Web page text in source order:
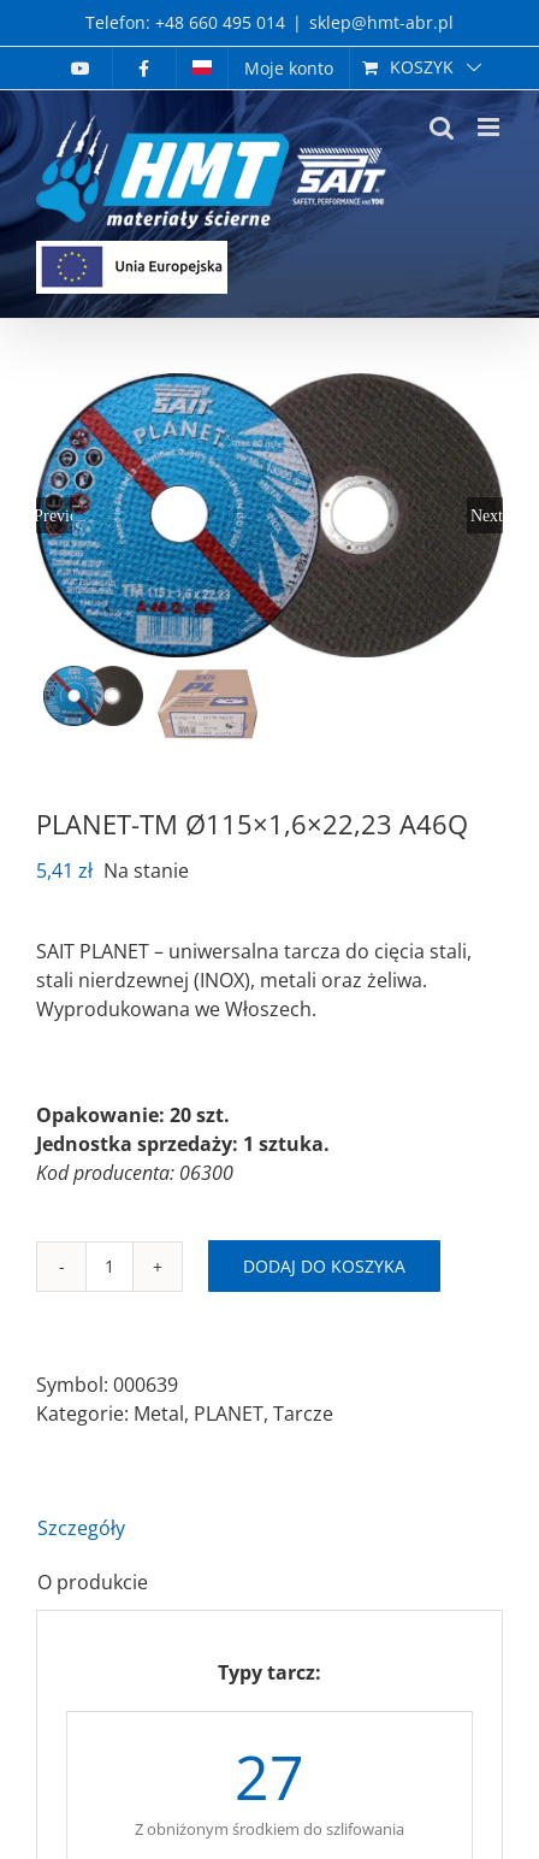
to
Telefon: +48 660 495 014 | sklep@hmt-abr.pl
Moje konto
KOSZYK
Previous Next
PLANET-TM Ø115×1,6×22,23 A46Q
5,41 zł Na stanie
SAIT PLANET – uniwersalna tarcza do cięcia stali,
stali nierdzewnej (INOX), metali oraz żeliwa.
Wyprodukowana we Włoszech.
Opakowanie: 20 szt.
Jednostka sprzedaży: 1 sztuka.
Kod producenta: 06300
ilość
A46Q
DODAJ DO KOSZYKA
Symbol: 000639
Kategorie: Metal, PLANET, Tarcze
Szczegóły
O produkcie
Typy tarcz:
27
Z obniżonym środkiem do szlifowania